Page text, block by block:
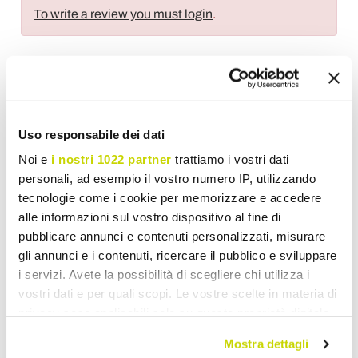
Uso responsabile dei dati
Noi e i nostri 1022 partner trattiamo i vostri dati
personali, ad esempio il vostro numero IP, utilizzando
tecnologie come i cookie per memorizzare e accedere
alle informazioni sul vostro dispositivo al fine di
pubblicare annunci e contenuti personalizzati, misurare
gli annunci e i contenuti, ricercare il pubblico e sviluppare
i servizi. Avete la possibilità di scegliere chi utilizza i
vostri dati e per quali scopi. Le vostre scelte in materia di
modificare o revocare il proprio consenso in qualsiasi
Mostra dettagli
To write a review you must login.
Classic Ceiling Lights